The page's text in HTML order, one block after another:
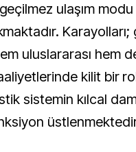
ulaşım
uluslararası hem
kilit bir
sistemin kılcal